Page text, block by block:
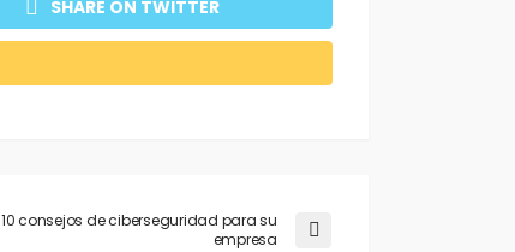
SHARE ON TWITTER
10 consejos de ciberseguridad para su
empresa